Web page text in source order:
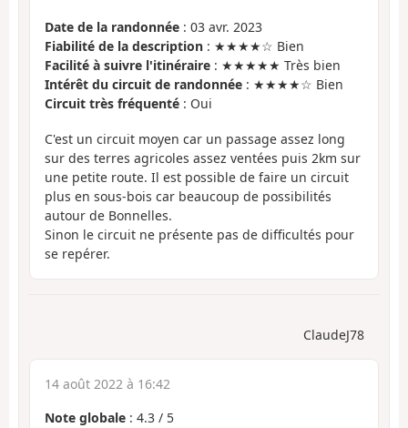
Date de la randonnée : 03 avr. 2023
Fiabilité de la description : ★★★★☆ Bien
Facilité à suivre l'itinéraire : ★★★★★ Très bien
Intérêt du circuit de randonnée : ★★★★☆ Bien
Circuit très fréquenté : Oui
C'est un circuit moyen car un passage assez long
sur des terres agricoles assez ventées puis 2km sur
une petite route. Il est possible de faire un circuit
plus en sous-bois car beaucoup de possibilités
autour de Bonnelles.
Sinon le circuit ne présente pas de difficultés pour
se repérer.
ClaudeJ78
14 août 2022 à 16:42
Note globale : 4.3 / 5